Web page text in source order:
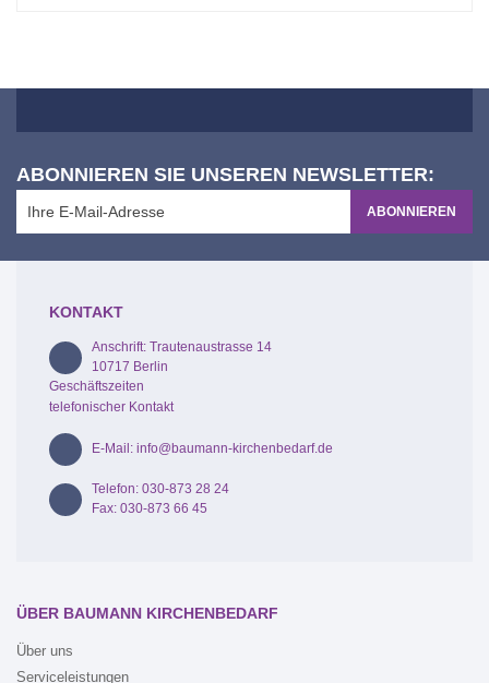
ABONNIEREN SIE UNSEREN NEWSLETTER:
ABONNIEREN
KONTAKT
Anschrift: Trautenaustrasse 14
10717 Berlin
Geschäftszeiten
telefonischer Kontakt
E-Mail: info@baumann-kirchenbedarf.de
Telefon: 030-873 28 24
Fax: 030-873 66 45
ÜBER BAUMANN KIRCHENBEDARF
Über uns
Serviceleistungen